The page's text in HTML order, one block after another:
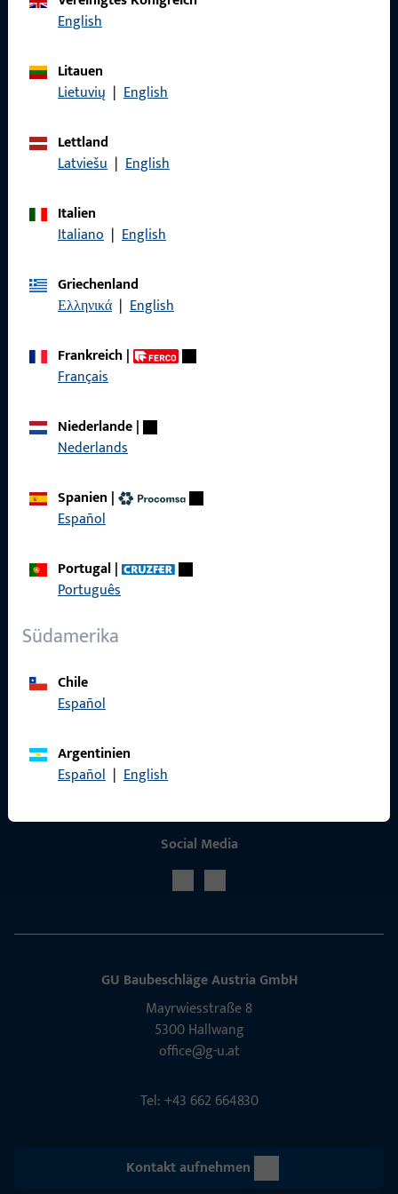
English
Litauen
Lietuvių | English
Lettland
Latviešu | English
Italien
Italiano | English
Griechenland
Ελληνικά | English
Frankreich|
Français
Niederlande|
Nederlands
Spanien |
Español
Portugal|
Português
Südamerika
Chile
Español
Argentinien
Español | English
Impressum
Schnelleinstieg
Referenzen
Social Media
GU Baubeschläge Aus­tria GmbH
Mayrwies­straße 8
5300 Hall­wang
office@g-u.at
Tel: +43 662 664830
Kontakt aufnehmen